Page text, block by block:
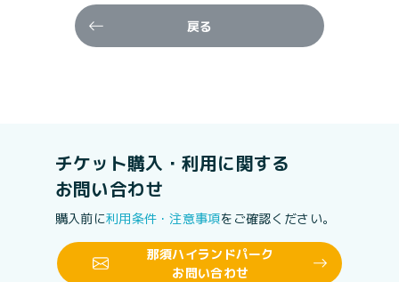
戻る
チケット購入・利用に関する
お問い合わせ
購入前に利用条件・注意事項をご確認ください。
那須ハイランドパーク
お問い合わせ